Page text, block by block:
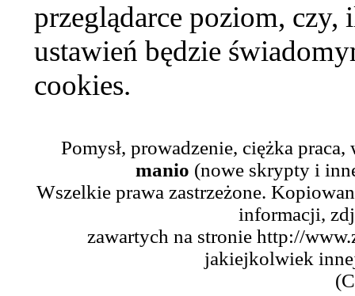
przeglądarce poziom,
ustawień będzie
cookies.
Pomysł, prowadzenie, ciężka
manio (nowe skrypty i
Wszelkie prawa zastrzeżone.
informacji,
zawartych na stronie http://
jakiejkolwiek